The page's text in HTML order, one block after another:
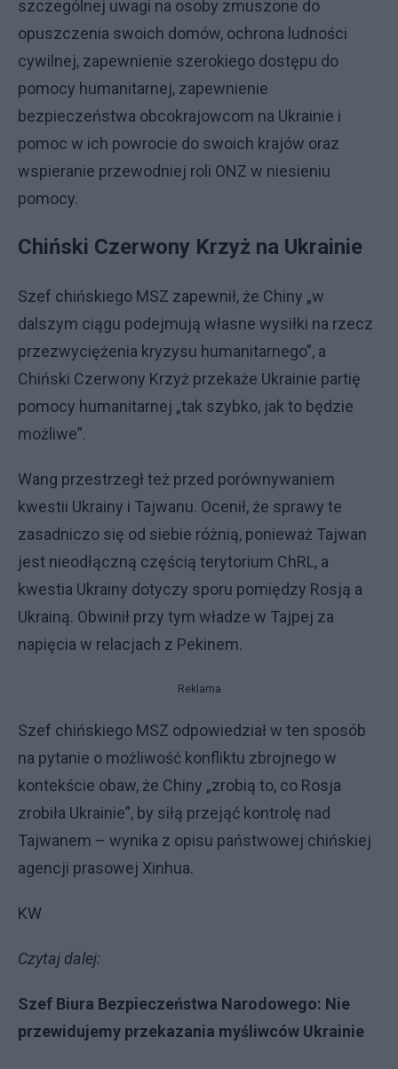
szczególnej uwagi na osoby zmuszone do
opuszczenia swoich domów, ochrona ludności
cywilnej, zapewnienie szerokiego dostępu do
pomocy humanitarnej, zapewnienie
bezpieczeństwa obcokrajowcom na Ukrainie i
pomoc w ich powrocie do swoich krajów oraz
wspieranie przewodniej roli ONZ w niesieniu
pomocy.
Chiński Czerwony Krzyż na Ukrainie
Szef chińskiego MSZ zapewnił, że Chiny „w
dalszym ciągu podejmują własne wysiłki na rzecz
przezwyciężenia kryzysu humanitarnego”, a
Chiński Czerwony Krzyż przekaże Ukrainie partię
pomocy humanitarnej „tak szybko, jak to będzie
możliwe”.
Wang przestrzegł też przed porównywaniem
kwestii Ukrainy i Tajwanu. Ocenił, że sprawy te
zasadniczo się od siebie różnią, ponieważ Tajwan
jest nieodłączną częścią terytorium ChRL, a
kwestia Ukrainy dotyczy sporu pomiędzy Rosją a
Ukrainą. Obwinił przy tym władze w Tajpej za
napięcia w relacjach z Pekinem.
Reklama
Szef chińskiego MSZ odpowiedział w ten sposób
na pytanie o możliwość konfliktu zbrojnego w
kontekście obaw, że Chiny „zrobią to, co Rosja
zrobiła Ukrainie”, by siłą przejąć kontrolę nad
Tajwanem – wynika z opisu państwowej chińskiej
agencji prasowej Xinhua.
KW
Czytaj dalej:
Szef Biura Bezpieczeństwa Narodowego: Nie
przewidujemy przekazania myśliwców Ukrainie